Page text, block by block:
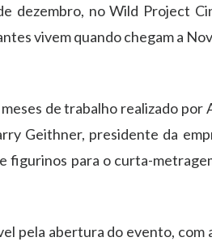
dezembro, no Wild Project
vivem quando chegam a
de trabalho realizado
Geithner, presidente da
figurinos para o curta-
pela abertura do evento, com